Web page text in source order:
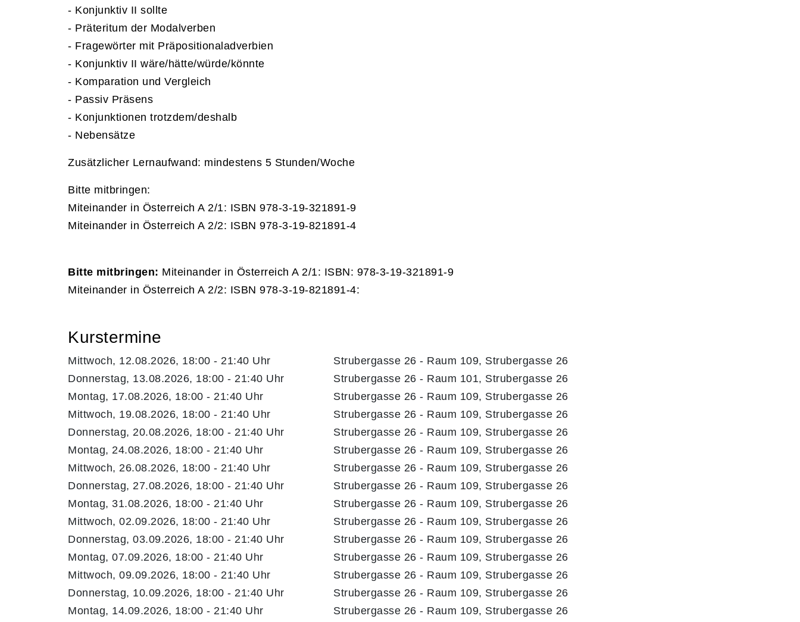
- Konjunktiv II sollte
- Präteritum der Modalverben
- Fragewörter mit Präpositionaladverbien
- Konjunktiv II wäre/hätte/würde/könnte
- Komparation und Vergleich
- Passiv Präsens
- Konjunktionen trotzdem/deshalb
- Nebensätze
Zusätzlicher Lernaufwand: mindestens 5 Stunden/Woche
Bitte mitbringen:
Miteinander in Österreich A 2/1: ISBN 978-3-19-321891-9
Miteinander in Österreich A 2/2: ISBN 978-3-19-821891-4
Bitte mitbringen: Miteinander in Österreich A 2/1: ISBN: 978-3-19-321891-9
Miteinander in Österreich A 2/2: ISBN 978-3-19-821891-4:
Kurstermine
Mittwoch, 12.08.2026, 18:00 - 21:40 Uhr
Strubergasse 26 - Raum 109, Strubergasse 26
Donnerstag, 13.08.2026, 18:00 - 21:40 Uhr
Strubergasse 26 - Raum 101, Strubergasse 26
Montag, 17.08.2026, 18:00 - 21:40 Uhr
Strubergasse 26 - Raum 109, Strubergasse 26
Mittwoch, 19.08.2026, 18:00 - 21:40 Uhr
Strubergasse 26 - Raum 109, Strubergasse 26
Donnerstag, 20.08.2026, 18:00 - 21:40 Uhr
Strubergasse 26 - Raum 109, Strubergasse 26
Montag, 24.08.2026, 18:00 - 21:40 Uhr
Strubergasse 26 - Raum 109, Strubergasse 26
Mittwoch, 26.08.2026, 18:00 - 21:40 Uhr
Strubergasse 26 - Raum 109, Strubergasse 26
Donnerstag, 27.08.2026, 18:00 - 21:40 Uhr
Strubergasse 26 - Raum 109, Strubergasse 26
Montag, 31.08.2026, 18:00 - 21:40 Uhr
Strubergasse 26 - Raum 109, Strubergasse 26
Mittwoch, 02.09.2026, 18:00 - 21:40 Uhr
Strubergasse 26 - Raum 109, Strubergasse 26
Donnerstag, 03.09.2026, 18:00 - 21:40 Uhr
Strubergasse 26 - Raum 109, Strubergasse 26
Montag, 07.09.2026, 18:00 - 21:40 Uhr
Strubergasse 26 - Raum 109, Strubergasse 26
Mittwoch, 09.09.2026, 18:00 - 21:40 Uhr
Strubergasse 26 - Raum 109, Strubergasse 26
Donnerstag, 10.09.2026, 18:00 - 21:40 Uhr
Strubergasse 26 - Raum 109, Strubergasse 26
Montag, 14.09.2026, 18:00 - 21:40 Uhr
Strubergasse 26 - Raum 109, Strubergasse 26